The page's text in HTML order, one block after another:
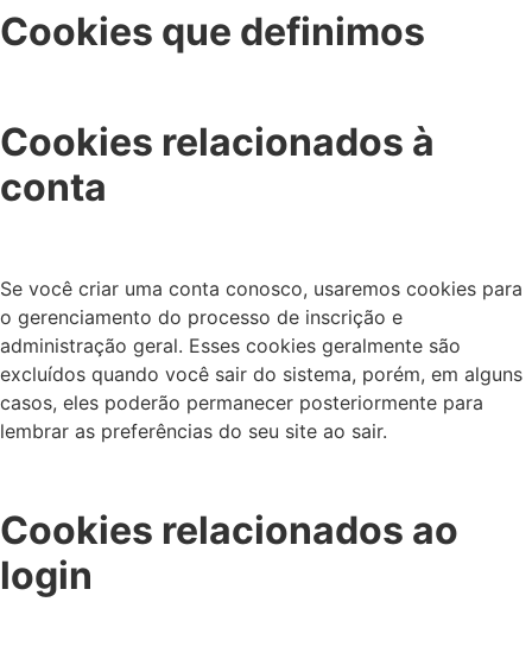
Cookies que definimos
Cookies relacionados à
conta
Se você criar uma conta conosco, usaremos cookies para
o gerenciamento do processo de inscrição e
administração geral. Esses cookies geralmente são
excluídos quando você sair do sistema, porém, em alguns
casos, eles poderão permanecer posteriormente para
lembrar as preferências do seu site ao sair.
Cookies relacionados ao
login